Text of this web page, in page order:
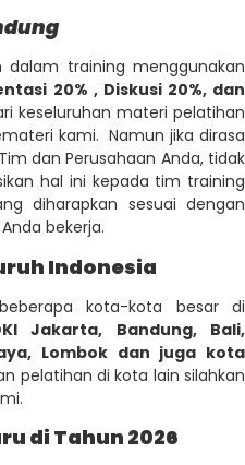
dalam training menggunakan
20% , Diskusi 20%, dan
keseluruhan materi pelatihan
kami. Namun jika dirasa
dan Perusahaan Anda, tidak
hal ini kepada tim training
diharapkan sesuai dengan
bekerja.
Indonesia
kota-kota besar di
Jakarta, Bandung, Bali,
Lombok dan juga kota
pelatihan di kota lain silahkan
di Tahun 2026